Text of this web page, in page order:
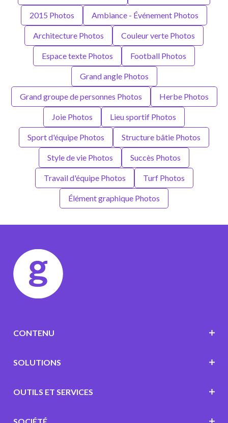
2015 Photos Ambiance - Événement Photos
Architecture Photos Couleur verte Photos
Espace texte Photos Football Photos
Grand angle Photos
Grand groupe de personnes Photos Herbe Photos
Joie Photos Lieu sportif Photos
Sport d'équipe Photos Structure bâtie Photos
Style de vie Photos Succès Photos
Travail d'équipe Photos Turf Photos
Élément graphique Photos
CONTENU
SOLUTIONS
OUTILS ET SERVICES
SOCIÉTÉ